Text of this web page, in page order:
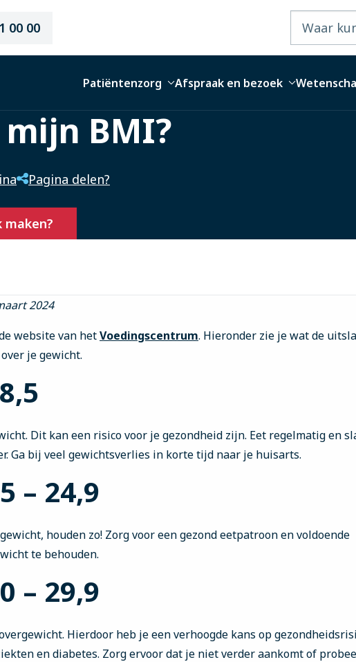
00 00
Patiëntenzorg Afspraak en bezoek
BMI?
Pagina delen?
maken?
2024
website van hetVoedingscentrum. Hieronder zie je wat de
je gewicht.
Dit kan een risico voor je gezondheid zijn. Eet regelmatig en
Ga bij veel gewichtsverlies in korte tijd naar je huisarts.
– 24,9
houden zo! Zorg voor een gezond eetpatroon en voldoende
te behouden.
– 29,9
Hierdoor heb je een verhoogde kans op
en diabetes. Zorg ervoor dat je niet verder aankomt of